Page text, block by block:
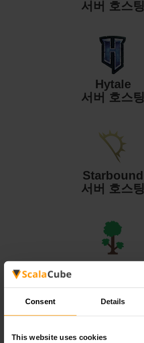
Consent Details
This website uses cookies
서버 호스팅
Hytale
서버 호스팅
Starbound
서버 호스팅